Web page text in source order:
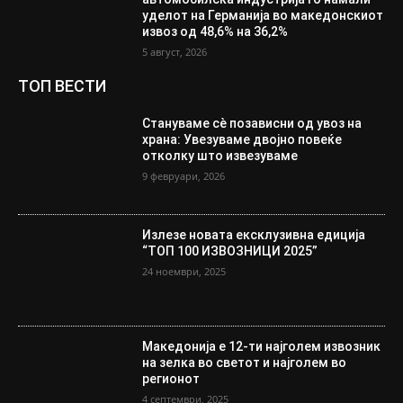
уделот на Германија во македонскиот
извоз од 48,6% на 36,2%
5 август, 2026
ТОП ВЕСТИ
Стануваме сè позависни од увоз на
храна: Увезуваме двојно повеќе
отколку што извезуваме
9 февруари, 2026
Излезе новата ексклузивна едиција
“ТОП 100 ИЗВОЗНИЦИ 2025”
24 ноември, 2025
Македонија е 12-ти најголем извозник
на зелка во светот и најголем во
регионот
4 септември, 2025